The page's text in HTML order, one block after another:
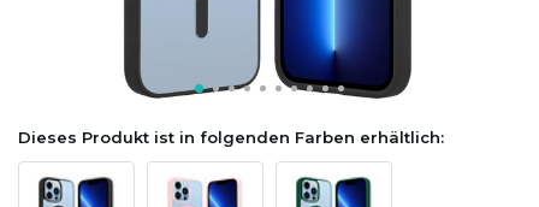
Dieses Produkt ist in folgenden Farben erhältlich: